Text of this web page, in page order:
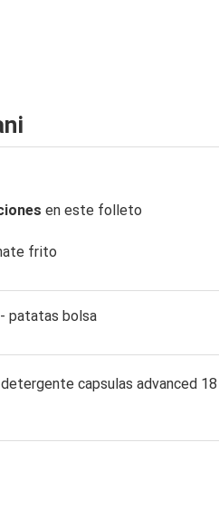
en este folleto
frito
patatas bolsa
capsulas advanced